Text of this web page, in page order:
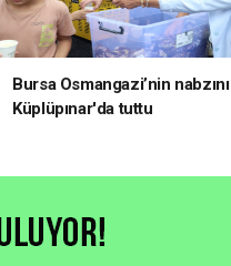
Bursa Osmangazi’nin nabzını
Küplüpınar'da tuttu